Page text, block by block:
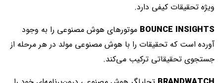
ویژه تحقیقات کیفی دارد.
BOUNCE INSIGHTS موتورهای هوش مصنوعی را به وجود
آورده است که تحقیقات را با هوش مصنوعی مولد در هر مرحله از
جستجوی تحقیقاتی ترکیب می‌کند.